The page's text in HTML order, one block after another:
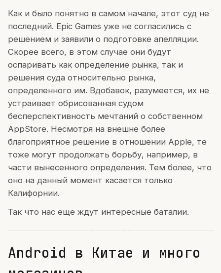
Как и было понятно в самом начале, этот суд не
последний. Epic Games уже не согласились с
решением и заявили о подготовке апелляции.
Скорее всего, в этом случае они будут
оспаривать как определение рынка, так и
решения суда относительно рынка,
определенного им. Вдобавок, разумеется, их не
устраивает обрисованная судом
бесперспективность мечтаний о собственном
AppStore. Несмотря на внешне более
благоприятное решение в отношении Apple, те
тоже могут продолжать борьбу, например, в
части вынесенного определения. Тем более, что
оно на данный момент касается только
Калифорнии.
Так что нас еще ждут интересные баталии.
Android в Китае и много